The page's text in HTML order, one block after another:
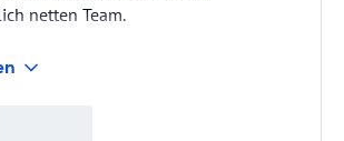
netten Team.